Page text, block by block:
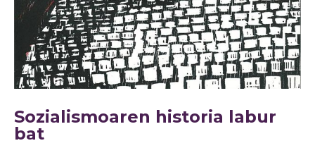
Sozialismoaren historia labur
bat